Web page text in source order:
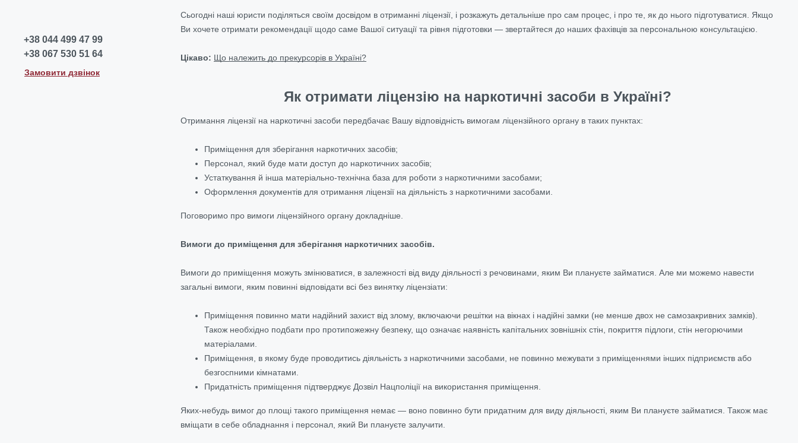
+38 044 499 47 99
+38 067 530 51 64
Замовити дзвінок
Сьогодні наші юристи поділяться своїм досвідом в отриманні ліцензії, і розкажуть детальніше про сам процес, і про те, як до нього підготуватися. Якщо
Ви хочете отримати рекомендації щодо саме Вашої ситуації та рівня підготовки — звертайтеся до наших фахівців за персональною консультацією.
Цікаво: Що належить до прекурсорів в Україні?
Як отримати ліцензію на наркотичні засоби в Україні?
Отримання ліцензії на наркотичні засоби передбачає Вашу відповідність вимогам ліцензійного органу в таких пунктах:
Приміщення для зберігання наркотичних засобів;
Персонал, який буде мати доступ до наркотичних засобів;
Устаткування й інша матеріально-технічна база для роботи з наркотичними засобами;
Оформлення документів для отримання ліцензії на діяльність з наркотичними засобами.
Поговоримо про вимоги ліцензійного органу докладніше.
Вимоги до приміщення для зберігання наркотичних засобів.
Вимоги до приміщення можуть змінюватися, в залежності від виду діяльності з речовинами, яким Ви плануєте займатися. Але ми можемо навести
загальні вимоги, яким повинні відповідати всі без винятку ліцензіати:
Приміщення повинно мати надійний захист від злому, включаючи решітки на вікнах і надійні замки (не менше двох не самозакривних замків).
Також необхідно подбати про протипожежну безпеку, що означає наявність капітальних зовнішніх стін, покриття підлоги, стін негорючими
матеріалами.
Приміщення, в якому буде проводитись діяльність з наркотичними засобами, не повинно межувати з приміщеннями інших підприємств або
безгоспними кімнатами.
Придатність приміщення підтверджує Дозвіл Нацполіції на використання приміщення.
Яких-небудь вимог до площі такого приміщення немає — воно повинно бути придатним для виду діяльності, яким Ви плануєте займатися. Також має
вміщати в себе обладнання і персонал, який Ви плануєте залучити.